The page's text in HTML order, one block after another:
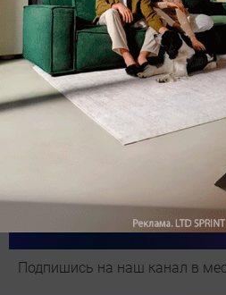
Подпишись на наш канал в